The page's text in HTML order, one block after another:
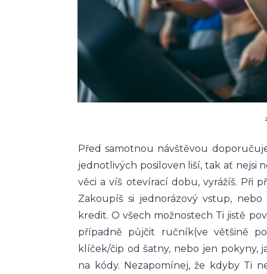
Před samotnou návštěvou
jednotlivých posiloven liší, tak ať nejsi
věci a víš otevírací dobu, vyrážíš. Při
Zakoupíš si jednorázový vstup,
kredit. O všech možnostech Ti jistě
případně půjčit ručník(ve většině
klíček/čip od šatny, nebo jen
na kódy. Nezapomínej, že kdyby Ti